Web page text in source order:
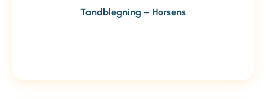
Tandblegning – Horsens